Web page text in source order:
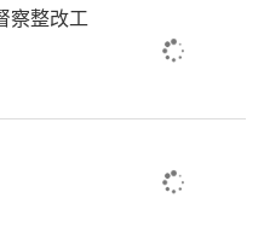
修复中试项目实现
级绿色工厂；危险
，重点单位信息
获最高A级；建筑垃
合规车辆100%接入
察整改工